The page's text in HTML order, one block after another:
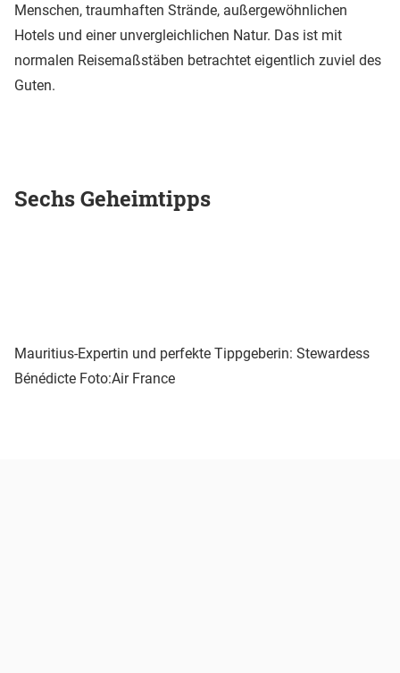
Menschen, traumhaften Strände, außergewöhnlichen
Hotels und einer unvergleichlichen Natur. Das ist mit
normalen Reisemaßstäben betrachtet eigentlich zuviel des
Guten.
Sechs Geheimtipps
Mauritius-Expertin und perfekte Tippgeberin: Stewardess
Bénédicte Foto:Air France